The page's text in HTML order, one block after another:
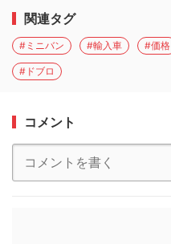
関連タグ
#ミニバン #輸入車 #価格
#ドブロ
コメント